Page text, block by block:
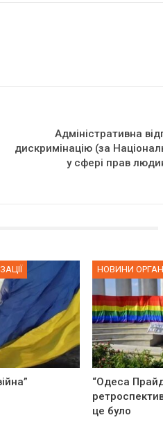
Адміністративна
дискримінацію (за
у сфері прав
НОВИНИ
“Одеса
це було